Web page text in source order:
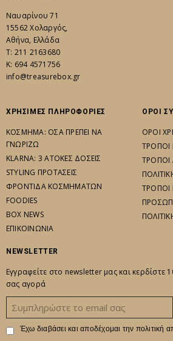
Ναυαρίνου 71
15562 Χολαργός,
Αθήνα, Ελλάδα
Τ: 211 2163680
K: 694 4571756
info@treasurebox.gr
ΧΡΗΣΙΜΕΣ ΠΛΗΡΟΦΟΡΙΕΣ
ΚΟΣΜΗΜΑ: ΟΣΑ ΠΡΕΠΕΙ ΝΑ
ΓΝΩΡΙΖΩ
KLARNA: 3 ΑΤΟΚΕΣ ΔΟΣΕΙΣ
STYLING ΠΡΟΤΑΣΕΙΣ
ΦΡΟΝΤΙΔΑ ΚΟΣΜΗΜΑΤΩΝ
FOODIES
BOX NEWS
ΕΠΙΚΟΙΝΩΝΙΑ
ΟΡΟΙ
ΟΡΟΙ
ΤΡΟΠΟΙ
NEWSLETTER
Εγγραφείτε στο newsletter μας και κερδίστε
σας αγορά
Έχω διαβάσει και αποδέχομαι την πολιτική